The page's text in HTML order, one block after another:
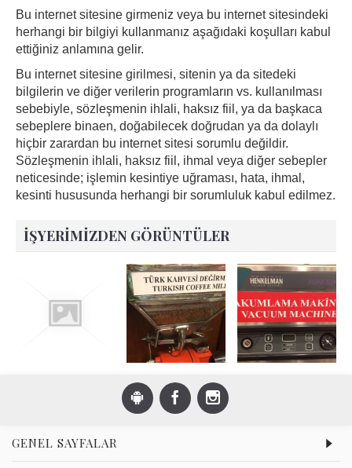
Bu internet sitesine girmeniz veya bu internet sitesindeki
herhangi bir bilgiyi kullanmanız aşağıdaki koşulları kabul
ettiğiniz anlamına gelir.
Bu internet sitesine girilmesi, sitenin ya da sitedeki
bilgilerin ve diğer verilerin programların vs. kullanılması
sebebiyle, sözleşmenin ihlali, haksız fiil, ya da başkaca
sebeplere binaen, doğabilecek doğrudan ya da dolaylı
hiçbir zarardan bu internet sitesi sorumlu değildir.
Sözleşmenin ihlali, haksız fiil, ihmal veya diğer sebepler
neticesinde; işlemin kesintiye uğraması, hata, ihmal,
kesinti hususunda herhangi bir sorumluluk kabul edilmez.
İŞYERIMIZDEN GÖRÜNTÜLER
GENEL SAYFALAR